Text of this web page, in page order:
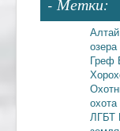
- Метки:
Алтай
озера
Греф
охота
ЛГБТ